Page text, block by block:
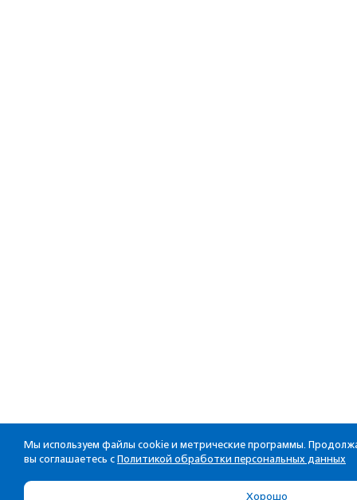
Мы используем файлы cookie и метрические программы.
вы соглашаетесь с Политикой обработки персональных данных
Хорошо